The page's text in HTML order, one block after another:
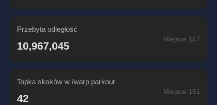
Przebyta odległość
10,967,045
Miejsce 147
Topka skoków w /warp parkour
42
Miejsce 161